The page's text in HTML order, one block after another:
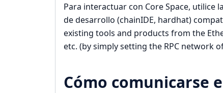
Para interactuar con Core Space, utilice
de desarrollo (chainIDE, hardhat)
existing tools and products from the
etc. (by simply setting the RPC network
Cómo comunicarse